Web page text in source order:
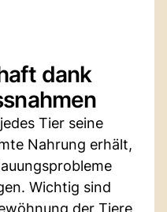
dank
Tier seine
Nahrung erhält,
Wichtig sind
der Tiere